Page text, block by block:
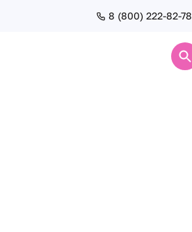
8 (800) 222-82-78